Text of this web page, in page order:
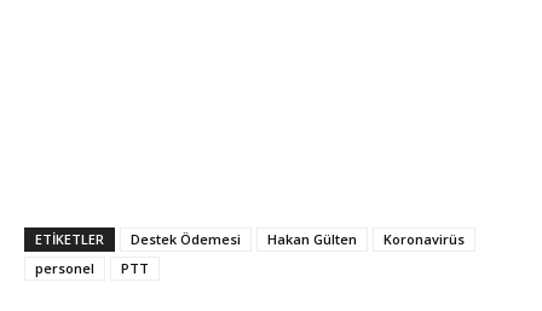
ETIKETLER Destek Ödemesi Hakan Gülten
Koronavirüs
personel
PTT